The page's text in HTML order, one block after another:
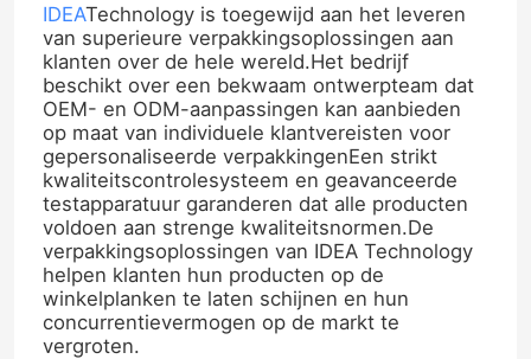
IDEATechnology is toegewijd aan het leveren
van superieure verpakkingsoplossingen aan
klanten over de hele wereld.Het bedrijf
beschikt over een bekwaam ontwerpteam dat
OEM- en ODM-aanpassingen kan aanbieden
op maat van individuele klantvereisten voor
gepersonaliseerde verpakkingenEen strikt
kwaliteitscontrolesysteem en geavanceerde
testapparatuur garanderen dat alle producten
voldoen aan strenge kwaliteitsnormen.De
verpakkingsoplossingen van IDEA Technology
helpen klanten hun producten op de
winkelplanken te laten schijnen en hun
concurrentievermogen op de markt te
vergroten.